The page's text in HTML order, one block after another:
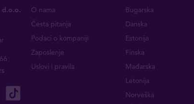
d.o.o.
O nama
Česta pitanja
Podaci o kompaniji
Zaposlenje
Uslovi i pravila
Bugarska
Danska
Estonija
Finska
Mađarska
Letonija
Norveška